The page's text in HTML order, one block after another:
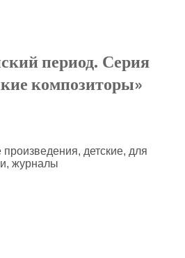
период. Серия
композиторы»
произведения, детские, для
журналы